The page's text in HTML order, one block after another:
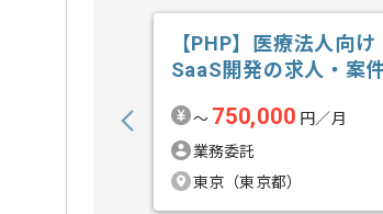
【PHP】医療法人向け
SaaS開発の求人・案
〜 750,000 円／月
業務委託
東京（東京都）